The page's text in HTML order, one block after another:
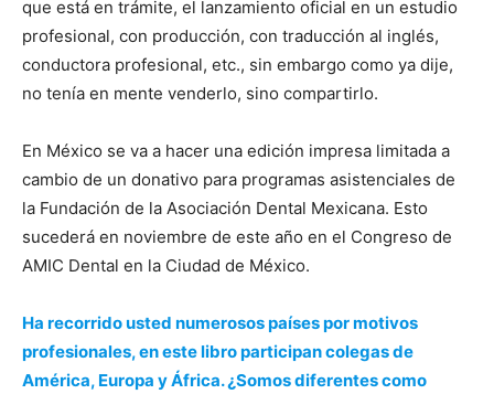
que está en trámite, el lanzamiento oficial en un estudio
profesional, con producción, con traducción al inglés,
conductora profesional, etc., sin embargo como ya dije,
no tenía en mente venderlo, sino compartirlo.
En México se va a hacer una edición impresa limitada a
cambio de un donativo para programas asistenciales de
la Fundación de la Asociación Dental Mexicana. Esto
sucederá en noviembre de este año en el Congreso de
AMIC Dental en la Ciudad de México.
Ha recorrido usted numerosos países por motivos
profesionales, en este libro participan colegas de
América, Europa y África. ¿Somos diferentes como